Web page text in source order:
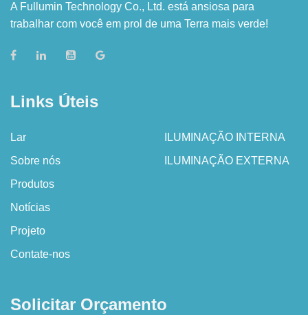
A Fullumin Technology Co., Ltd. está ansiosa para
trabalhar com você em prol de uma Terra mais verde!
Links Úteis
Lar
Sobre nós
Produtos
Notícias
Projeto
Contate-nos
ILUMINAÇÃO INTERNA
ILUMINAÇÃO EXTERNA
Solicitar Orçamento